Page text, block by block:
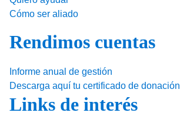
Cómo ser aliado
Rendimos cuentas
Informe anual de gestión
Descarga aquí tu certificado de donación
Links de interés